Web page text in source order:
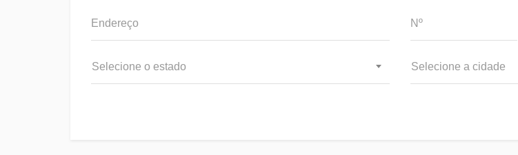
Selecione o estado Selecione a cidade